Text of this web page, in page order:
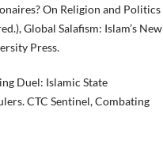
On Religion and Politics
Global Salafism: Islam’s New
Press.
Duel: Islamic State
CTC Sentinel, Combating